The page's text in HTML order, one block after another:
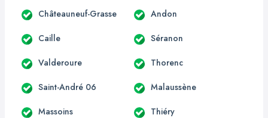
Châteauneuf-Grasse Andon
Caille Séranon
Valderoure Thorenc
Saint-André 06 Malaussène
Massoins Thiéry